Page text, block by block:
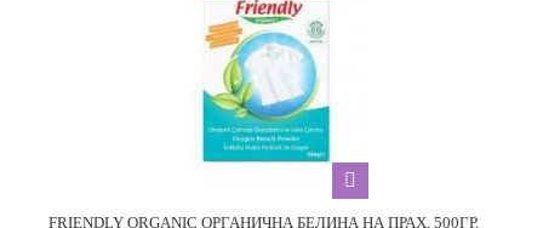
FRIENDLY ORGANIC ОРГАНИЧНА БЕЛИНА НА ПРАХ, 500ГР.